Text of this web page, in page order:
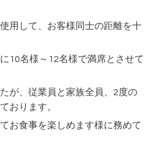
用して、お客様同士の距離を十
10名様～12名様で満席とさせて
が、従業員と家族全員、2度の
おります。
お食事を楽しめます様に務めて